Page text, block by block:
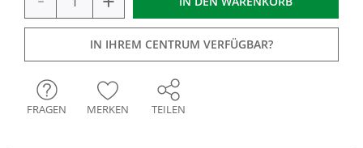
IN IHREM CENTRUM VERFÜGBAR?
FRAGEN MERKEN TEILEN